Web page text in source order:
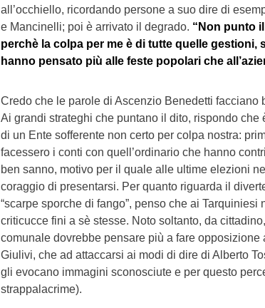
all’occhiello, ricordando persone a suo dire di
e Mancinelli; poi è arrivato il degrado. “Non punto
perchè la colpa per me è di tutte quelle gestioni,
hanno pensato più alle feste popolari che
Credo che le parole di Ascenzio Benedetti facciano
Ai grandi strateghi che puntano il dito, rispondo che
di un Ente sofferente non certo per colpa nostra:
facessero i conti con quell’ordinario che hanno
ben sanno, motivo per il quale alle ultime elezioni
coraggio di presentarsi. Per quanto riguarda il
“scarpe sporche di fango”, penso che ai Tarquiniesi
criticucce fini a sè stesse. Noto soltanto, da
comunale dovrebbe pensare più a fare opposizione
Giulivi, che ad attaccarsi ai modi di dire di Alberto
gli evocano immagini sconosciute e per questo
strappalacrime).